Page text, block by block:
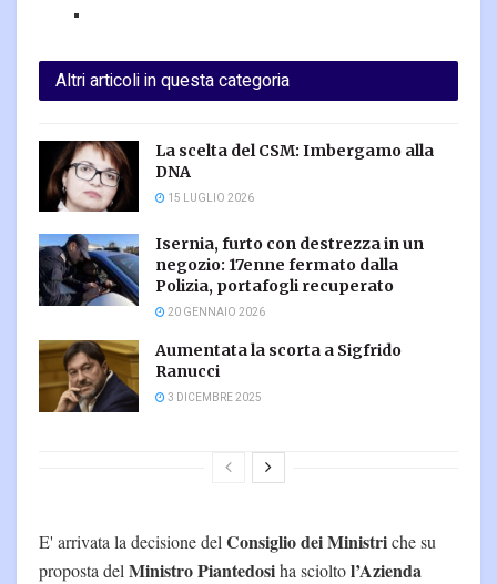
Altri articoli in questa categoria
La scelta del CSM: Imbergamo alla
DNA
15 LUGLIO 2026
Isernia, furto con destrezza in un
negozio: 17enne fermato dalla
Polizia, portafogli recuperato
20 GENNAIO 2026
Aumentata la scorta a Sigfrido
Ranucci
3 DICEMBRE 2025
E' arrivata la decisione del Consiglio dei Ministriche su
proposta del Ministro Piantedosiha scioltol’Azienda